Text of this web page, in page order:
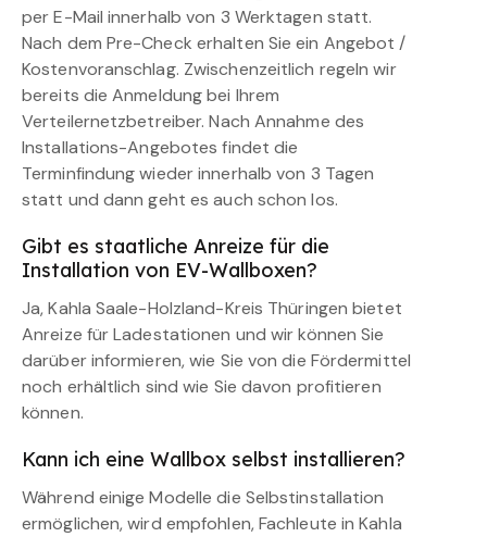
per E-Mail innerhalb von 3 Werktagen statt.
Nach dem Pre-Check erhalten Sie ein Angebot /
Kostenvoranschlag. Zwischenzeitlich regeln wir
bereits die Anmeldung bei Ihrem
Verteilernetzbetreiber. Nach Annahme des
Installations-Angebotes findet die
Terminfindung wieder innerhalb von 3 Tagen
statt und dann geht es auch schon los.
Gibt es staatliche Anreize für die
Installation von EV-Wallboxen?
Ja, Kahla Saale-Holzland-Kreis Thüringen bietet
Anreize für Ladestationen und wir können Sie
darüber informieren, wie Sie von die Fördermittel
noch erhältlich sind wie Sie davon profitieren
können.
Kann ich eine Wallbox selbst installieren?
Während einige Modelle die Selbstinstallation
ermöglichen, wird empfohlen, Fachleute in Kahla